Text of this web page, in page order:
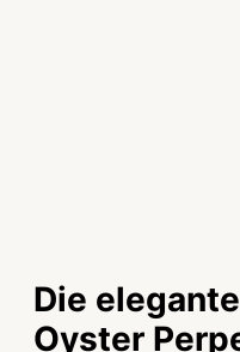
Die
Oyster